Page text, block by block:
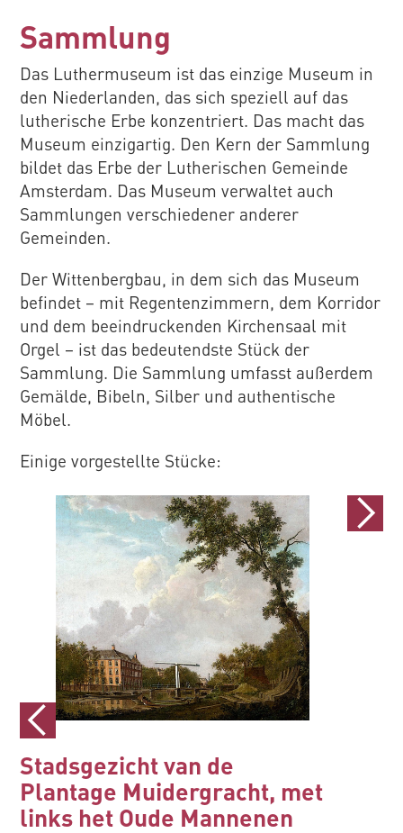
Sammlung
Das Luthermuseum ist das einzige Museum in
den Niederlanden, das sich speziell auf das
lutherische Erbe konzentriert. Das macht das
Museum einzigartig. Den Kern der Sammlung
bildet das Erbe der Lutherischen Gemeinde
Amsterdam. Das Museum verwaltet auch
Sammlungen verschiedener anderer
Gemeinden.
Der Wittenbergbau, in dem sich das Museum
befindet – mit Regentenzimmern, dem Korridor
und dem beeindruckenden Kirchensaal mit
Orgel – ist das bedeutendste Stück der
Sammlung. Die Sammlung umfasst außerdem
Gemälde, Bibeln, Silber und authentische
Möbel.
Einige vorgestellte Stücke:
Stadsgezicht van de
Plantage Muidergracht, met
links het Oude Mannenen